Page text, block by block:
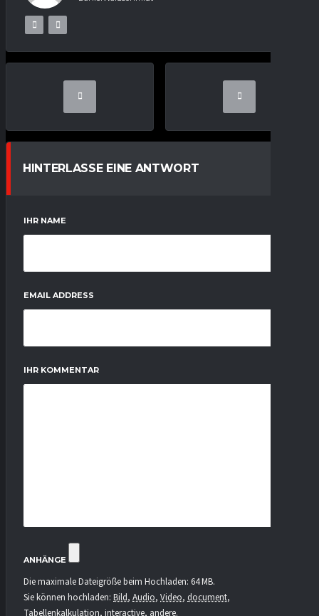
HINTERLASSE EINE ANTWORT
IHR NAME
EMAIL ADDRESS
IHR KOMMENTAR
ANHÄNGE
Die maximale Dateigröße beim Hochladen: 64 MB.
Sie können hochladen: Bild, Audio, Video, document,
Tabellenkalkulation, interactive, andere.